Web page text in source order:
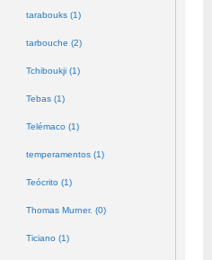
tarabouks (1)
tarbouche (2)
Tchiboukji (1)
Tebas (1)
Telémaco (1)
temperamentos (1)
Teócrito (1)
Thomas Murner. (0)
Ticiano (1)